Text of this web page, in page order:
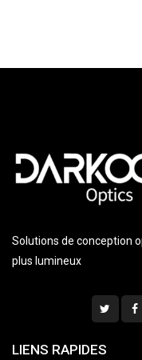
Solutions de conception
plus lumineux
LIENS RAPIDES